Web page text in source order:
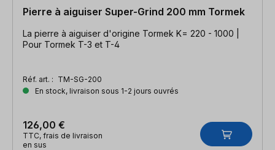
Pierre à aiguiser Super-Grind 200 mm Tormek
La pierre à aiguiser d'origine Tormek K= 220 - 1000 |
Pour Tormek T-3 et T-4
Réf. art. : TM-SG-200
En stock, livraison sous 1-2 jours ouvrés
126,00 €
TTC, frais de livraison
en sus